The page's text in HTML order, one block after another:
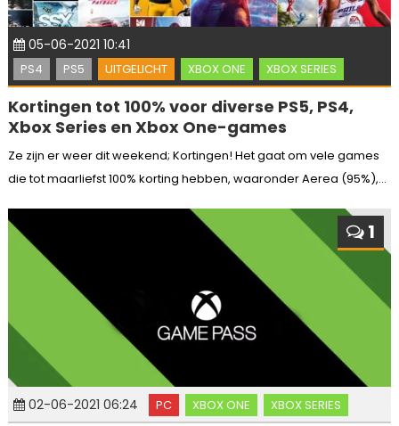
05-06-2021 10:41
PS4 PS5 UITGELICHT XBOX ONE XBOX SERIES
Kortingen tot 100% voor diverse PS5, PS4,
Xbox Series en Xbox One-games
Ze zijn er weer dit weekend; Kortingen! Het gaat om vele games
die tot maarliefst 100% korting hebben, waaronder Aerea (95%),...
1
02-06-2021 06:24 PC XBOX ONE XBOX SERIES